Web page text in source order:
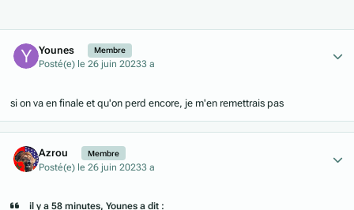
Younes Membre
Posté(e) le 26 juin 20233 a
si on va en finale et qu'on perd encore, je m'en remettrais pas
Azrou Membre
Posté(e) le 26 juin 20233 a
il y a 58 minutes, Younes a dit :